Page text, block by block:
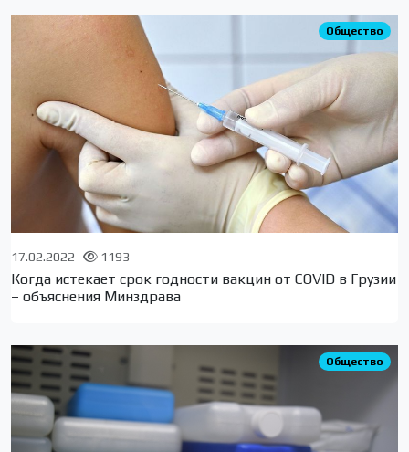
Общество
17.02.2022 1193
Когда истекает срок годности вакцин от COVID в Грузии
– объяснения Минздрава
Общество